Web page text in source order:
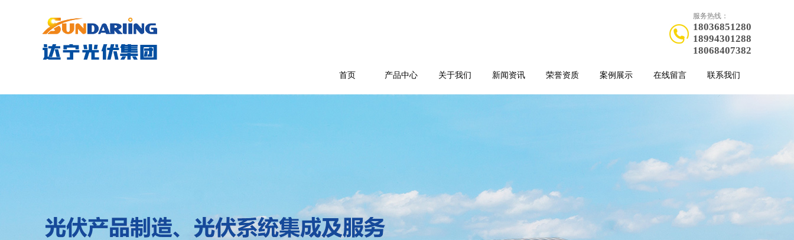
服务热线：
18036851280
18994301288
18068407382
首页 产品中心 关于我们 新闻资讯 荣誉资质 案例展示 在线留言 联系我们